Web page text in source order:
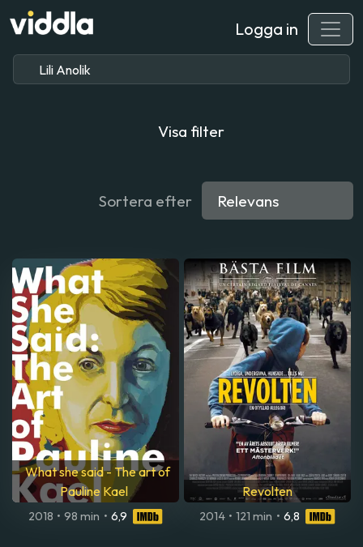
Logga in
Visa filter
Sortera efter
What she said - The art of
Pauline Kael
2018 • 98 min • 6,9
Revolten
2014 • 121 min • 6,8